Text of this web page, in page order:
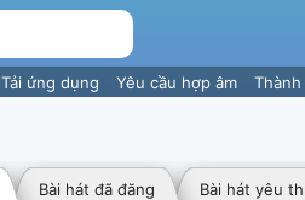
Tải ứng dụng Yêu cầu hợp âm Thành
Bài hát yêu
Bài hát đã đăng